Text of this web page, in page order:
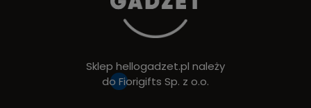
Sklep hellogadzet.pl należy
do Fiorigifts Sp. z o.o.